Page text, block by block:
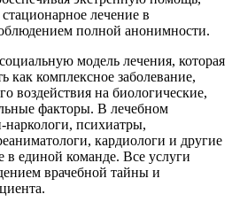
лечение в
полной анонимности.
модель лечения, которая
как комплексное заболевание,
воздействия на биологические,
факторы. В лечебном
наркологи, психиатры,
кардиологи и другие
единой команде. Все услуги
врачебной тайны и